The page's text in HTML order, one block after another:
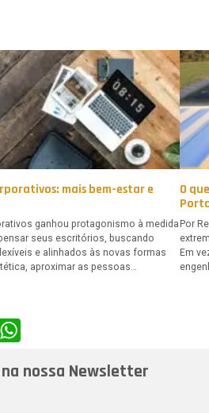
mais bem-estar e
ganhou protagonismo à medida
seus escritórios, buscando
e alinhados às novas formas
aproximar as pessoas…
O
Por
Em
nossa Newsletter